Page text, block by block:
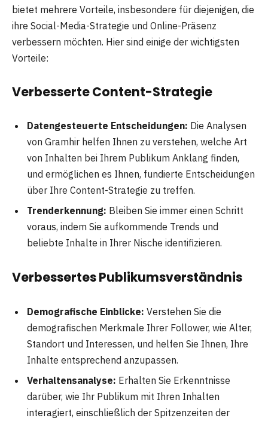
bietet mehrere Vorteile, insbesondere für diejenigen, die
ihre Social-Media-Strategie und Online-Präsenz
verbessern möchten. Hier sind einige der wichtigsten
Vorteile:
Verbesserte Content-Strategie
Datengesteuerte Entscheidungen: Die Analysen
von Gramhir helfen Ihnen zu verstehen, welche Art
von Inhalten bei Ihrem Publikum Anklang finden,
und ermöglichen es Ihnen, fundierte Entscheidungen
über Ihre Content-Strategie zu treffen.
Trenderkennung: Bleiben Sie immer einen Schritt
voraus, indem Sie aufkommende Trends und
beliebte Inhalte in Ihrer Nische identifizieren.
Verbessertes Publikumsverständnis
Demografische Einblicke: Verstehen Sie die
demografischen Merkmale Ihrer Follower, wie Alter,
Standort und Interessen, und helfen Sie Ihnen, Ihre
Inhalte entsprechend anzupassen.
Verhaltensanalyse: Erhalten Sie Erkenntnisse
darüber, wie Ihr Publikum mit Ihren Inhalten
interagiert, einschließlich der Spitzenzeiten der